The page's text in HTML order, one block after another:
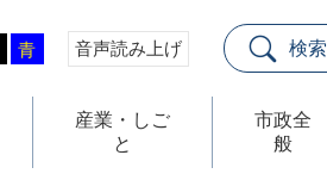
青 音声読み上げ 検索
産業・しご
と
市政全
般